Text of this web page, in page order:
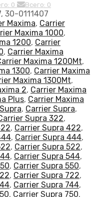
0 Всего: 0
30-0111407
Maxima, Carrier
Maxima 1000,
1200, Carrier
, Carrier Maxima
Maxima 1200Mt,
1300, Carrier Maxima
Maxima 1300Mt,
2, Carrier Maxima
Plus, Carrier Maxima
, Carrier Supra,
Supra 322,
, Carrier Supra 422,
, Carrier Supra 444,
, Carrier Supra 522,
, Carrier Supra 544,
, Carrier Supra 550,
, Carrier Supra 722,
, Carrier Supra 744,
, Carrier Supra 750,